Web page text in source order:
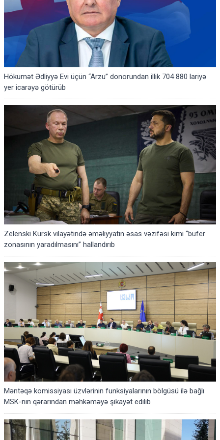
Hökumət Ədliyyə Evi üçün “Arzu” donorundan illik 704 880 lariyə
yer icarəyə götürüb
Zelenski Kursk vilayətində əməliyyatın əsas vəzifəsi kimi “bufer
zonasının yaradılmasını” hallandırıb
Məntəqə komissiyası üzvlərinin funksiyalarının bölgüsü ilə bağlı
MSK-nın qərarından məhkəməyə şikayət edilib